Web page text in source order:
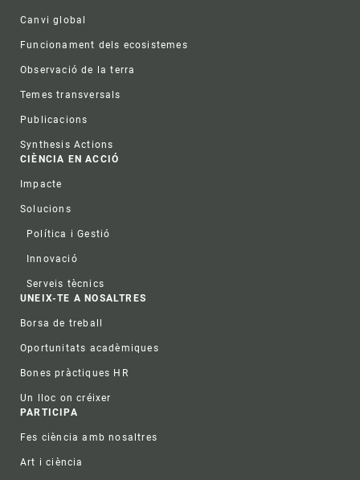
Canvi global
Funcionament dels ecosistemes
Observació de la terra
Temes transversals
Publicacions
Synthesis Actions
CIÈNCIA EN ACCIÓ
Impacte
Solucions
Política i Gestió
Innovació
Serveis tècnics
UNEIX-TE A NOSALTRES
Borsa de treball
Oportunitats acadèmiques
Bones pràctiques HR
Un lloc on créixer
PARTICIPA
Fes ciència amb nosaltres
Art i ciència